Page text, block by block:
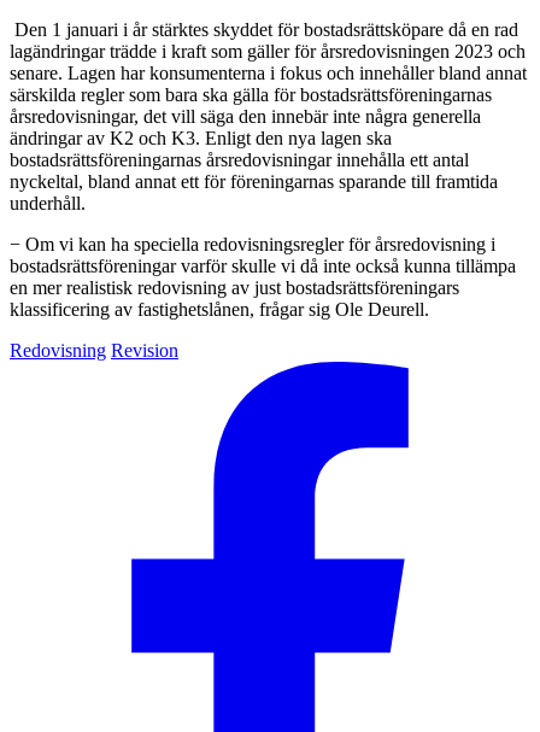
Den 1 januari i år stärktes skyddet för bostadsrättsköpare då en rad
lagändringar trädde i kraft som gäller för årsredovisningen 2023 och
senare. Lagen har konsumenterna i fokus och innehåller bland annat
särskilda regler som bara ska gälla för bostadsrättsföreningarnas
årsredovisningar, det vill säga den innebär inte några generella
ändringar av K2 och K3. Enligt den nya lagen ska
bostadsrättsföreningarnas årsredovisningar innehålla ett antal
nyckeltal, bland annat ett för föreningarnas sparande till framtida
underhåll.
− Om vi kan ha speciella redovisningsregler för årsredovisning i
bostadsrättsföreningar varför skulle vi då inte också kunna tillämpa
en mer realistisk redovisning av just bostadsrättsföreningars
klassificering av fastighetslånen, frågar sig Ole Deurell.
Redovisning Revision